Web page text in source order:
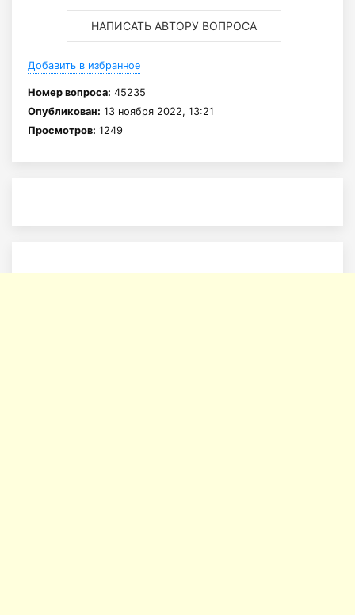
НАПИСАТЬ АВТОРУ ВОПРОСА
Добавить в избранное
Номер вопроса: 45235
Опубликован: 13 ноября 2022, 13:21
Просмотров: 1249